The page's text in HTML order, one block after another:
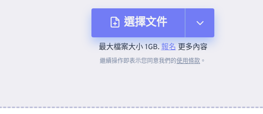
選擇文件
來自裝置
最大檔案大小 1GB.報名更多內容
繼續操作即表示您同意我們的使用條款 。